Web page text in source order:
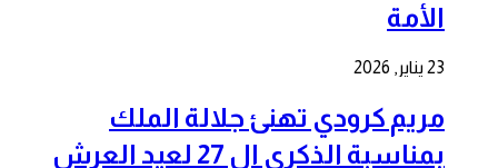
الأمة
23 يناير, 2026
مريم كرودي تهنئ جلالة الملك
بمناسبة الذكرى ال 27 لعيد العرش